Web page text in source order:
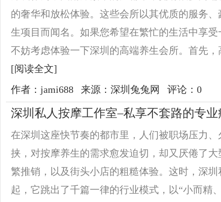
的奢华和放松体验。这些会所以其优质的服务
生项目而闻名。如果您希望在繁忙的生活中享
不妨考虑体验一下深圳的高端养生会所。首先
[阅读全文]
作者：jami688
来源：深圳兔兔网 评论：0
深圳私人按摩工作室–私享不套路的专业
在深圳这座快节奏的都市里，人们被职场压力
挟，对按摩养生的需求愈发迫切，却又厌倦了
繁推销，以及街头小店的粗糙体验。这时，深
起，它跳出了千篇一律的行业模式，以“小而精